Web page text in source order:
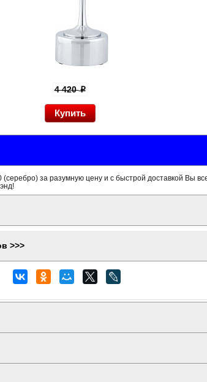
4 420p
(серебро) за разумную цену и с быстрой доставкой Вы
>>>